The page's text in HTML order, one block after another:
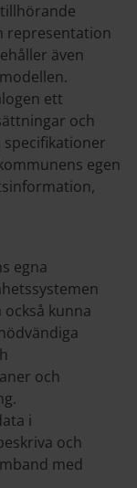
representation
även
ett
och
egen
egna
kunna
och
i
och
med